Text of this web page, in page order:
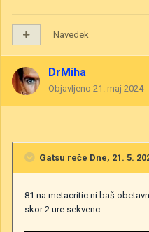
Navedek
DrMiha
Objavljeno 21. maj 2024
Gatsu reče Dne, 21. 5.
81 na metacritic ni baš
skor 2 ure sekvenc.